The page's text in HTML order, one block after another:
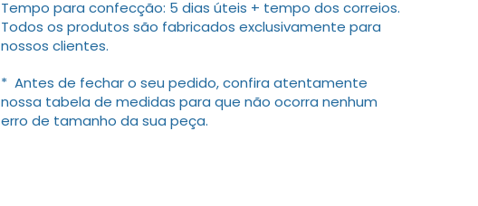
Tempo para confecção: 5 dias úteis + tempo dos correios.
Todos os produtos são fabricados exclusivamente para
nossos clientes.
* Antes de fechar o seu pedido, confira atentamente
nossa tabela de medidas para que não ocorra nenhum
erro de tamanho da sua peça.